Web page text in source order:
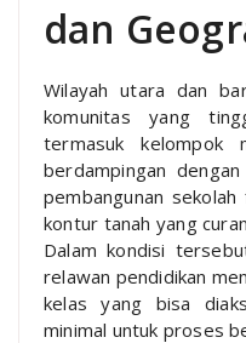
dan
Wilayah utara dan
komunitas yang
termasuk kelompok
berdampingan
pembangunan
kontur tanah yang
Dalam kondisi
relawan pendidikan
kelas yang bisa
minimal untuk proses